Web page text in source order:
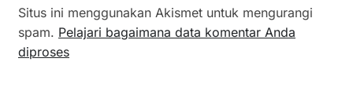
Situs ini menggunakan Akismet untuk mengurangi
spam. Pelajari bagaimana data komentar Anda
diproses